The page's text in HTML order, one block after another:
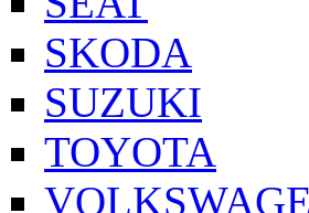
SKODA
SUZUKI
TOYOTA